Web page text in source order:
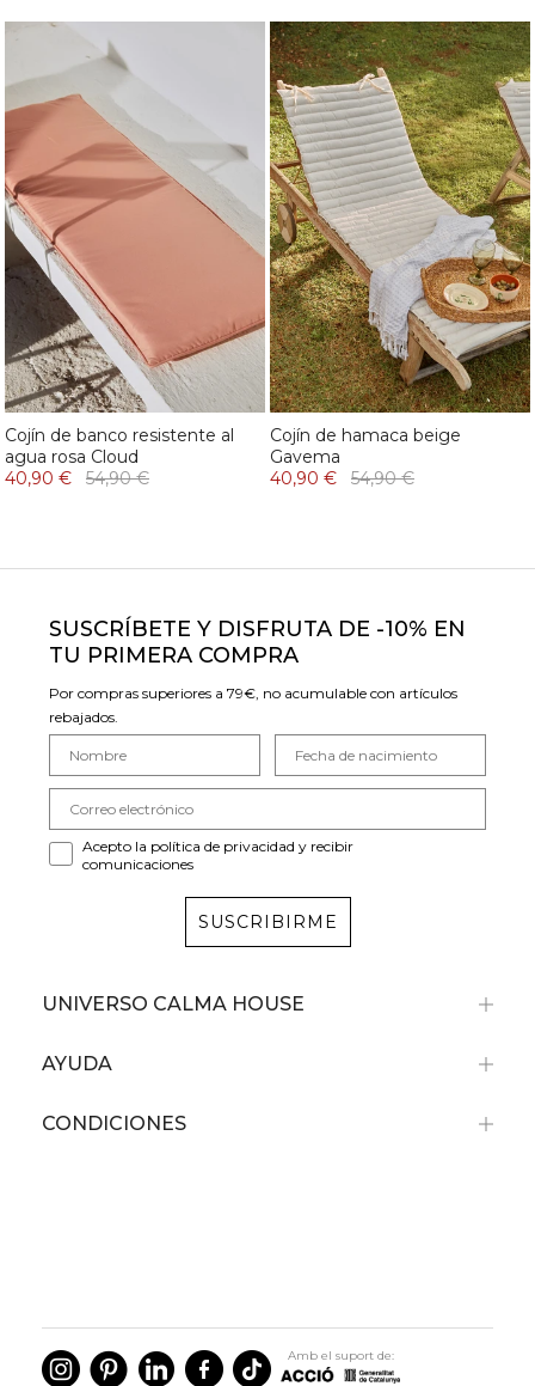
Cojín de banco resistente al
agua rosa Cloud
40,90 €
54,90 €
Cojín de hamaca beige
Gavema
40,90 €
54,90 €
SUSCRÍBETE Y DISFRUTA DE -10% EN
TU PRIMERA COMPRA
Por compras superiores a 79€, no acumulable con artículos
rebajados.
Acepto la política de privacidad y recibir
comunicaciones
SUSCRIBIRME
UNIVERSO CALMA HOUSE
AYUDA
CONDICIONES
Amb el suport de: